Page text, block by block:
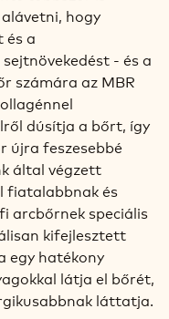
hogy
és a
- és a
számára az MBR
dúsítja a bőrt, így
újra feszesebbé
által végzett
fiatalabbnak és
arcbőrnek speciális
kifejlesztett
egy hatékony
látja el bőrét,
láttatja.